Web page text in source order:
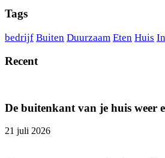
Tags
bedrijf Buiten Duurzaam Eten Huis
Recent
De buitenkant van je huis weer
21 juli 2026